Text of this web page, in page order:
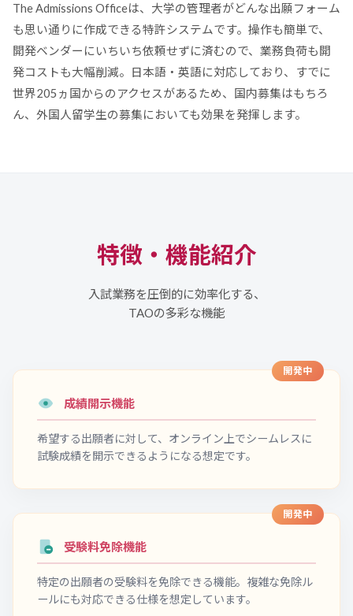
The Admissions Officeは、大学の管理者がどんな出願フォーム
も思い通りに作成できる特許システムです。操作も簡単で、
開発ベンダーにいちいち依頼せずに済むので、業務負荷も開
発コストも大幅削減。日本語・英語に対応しており、すでに
世界205ヵ国からのアクセスがあるため、国内募集はもちろ
ん、外国人留学生の募集においても効果を発揮します。
特徴・機能紹介
入試業務を圧倒的に効率化する、
TAOの多彩な機能
開発中
成績開示機能
希望する出願者に対して、オンライン上でシームレスに
試験成績を開示できるようになる想定です。
開発中
受験料免除機能
特定の出願者の受験料を免除できる機能。複雑な免除ル
ールにも対応できる仕様を想定しています。